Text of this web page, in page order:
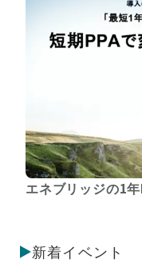
エネブリッジの1
新着イベント